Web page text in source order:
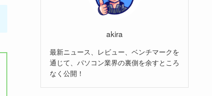
akira
最新ニュース、レビュー、ベンチマークを
通じて、パソコン業界の裏側を余すところ
なく公開！